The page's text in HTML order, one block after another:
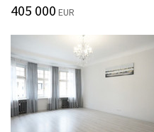
405 000 EUR